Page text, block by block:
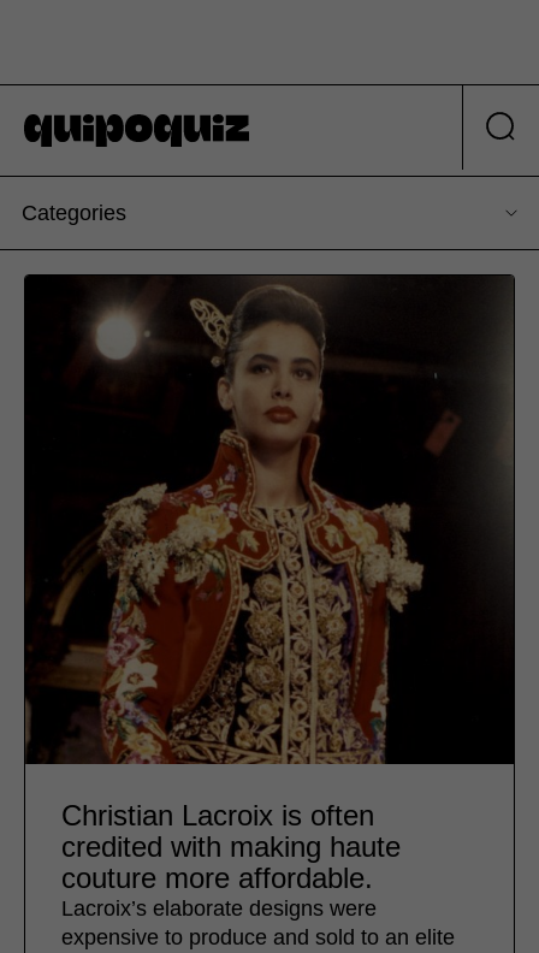
Categories
Christian Lacroix is often
credited with making haute
couture more affordable.
Lacroix’s elaborate designs were
expensive to produce and sold to an elite